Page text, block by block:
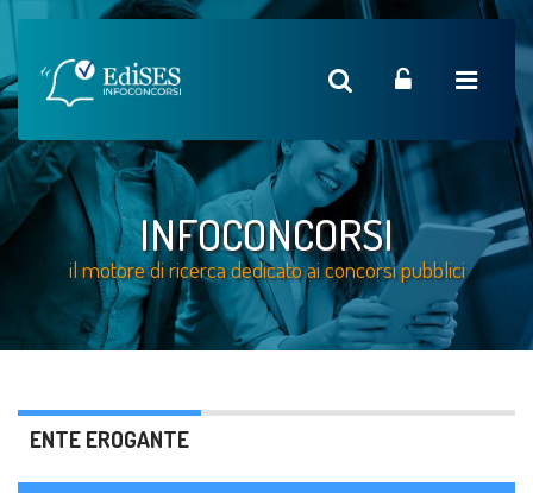
INFOCONCORSI
il motore di ricerca dedicato ai concorsi pubblici
ENTE EROGANTE